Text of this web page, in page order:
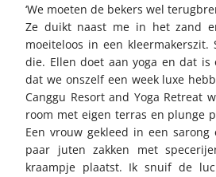
‘We moeten de bekers wel
Ze duikt naast me in het zand
moeiteloos in een kleermakerszit.
die. Ellen doet aan yoga en dat is
dat we onszelf een week luxe
Canggu Resort and Yoga Retreat
room met eigen terras en plunge
Een vrouw gekleed in een sarong
paar juten zakken met
kraampje plaatst. Ik snuif de